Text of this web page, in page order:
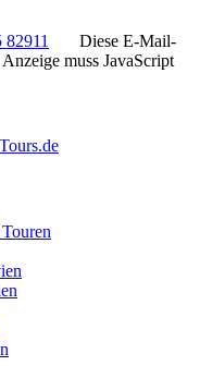
Diese E-Mail-
muss JavaScript